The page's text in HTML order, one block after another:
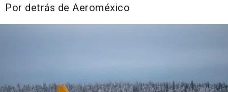
Por detrás de Aeroméxico